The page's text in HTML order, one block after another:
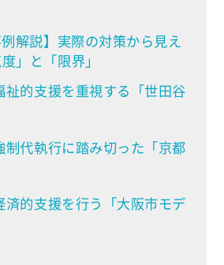
例解説】実際の対策から見え
」と「限界」
祉的支援を重視する「世田谷
制代執行に踏み切った「京都
済的支援を行う「大阪市モデ